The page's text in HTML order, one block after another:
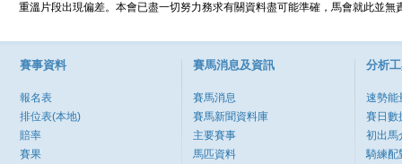
重溫片段出現偏差。本會已盡一切努力務求有關資料盡可能準確，馬會就此並
賽事資料
報名表
排位表(本地)
賠率
賽果
賽馬消息及資訊
賽馬消息
賽馬新聞資料庫
主要賽事
馬匹資料
分析
速勢能
賽日數
初出馬
騎練配